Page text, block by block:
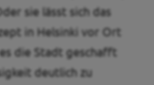
sie lässt sich das
in Helsinki vor Ort
die Stadt geschafft
deutlich zu